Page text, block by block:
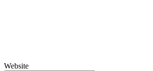
Website